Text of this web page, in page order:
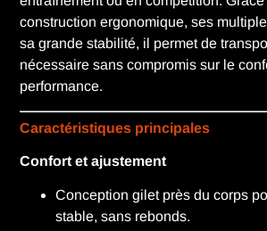
construction ergonomique, ses
sa grande stabilité, il permet de
nécessaire sans compromis sur le
performance.
Caractéristiques principales
Confort et ajustement
Conception gilet près du corps
stable, sans rebonds.